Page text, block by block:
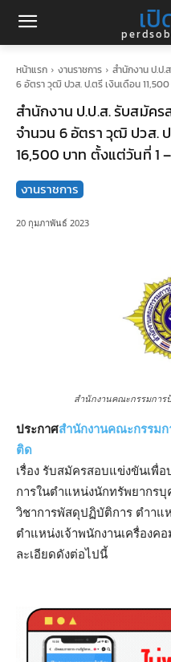
เ
หน้าแรก งานราชการ
สำนักงาน ป.ป.
6 อัตรา วุฒิ ปวส. ป.ตรี เงินเดือน 11,500
สำนักงาน ป.ป.ส. รับสมัคร
จำนวน 6 อัตรา วุฒิ ปวส.
16,500 บาท ตั้งแต่วันที่ 1
งานราชการ
20 กุมภาพันธ์ 2023
สำนักงานคณะกรรมการ
ประกาศสํานักงานคณะกรรม
ติด
เรื่อง รับสมัครสอบแข่งขันเพื่
การในตําแหน่งนักทรัพยากร
วิชาการพัสดุปฏิบัติการ ตําา
ตําแหน่งเจ้าพนักงานเครื่องค
ละเอียดดังต่อไปนี้